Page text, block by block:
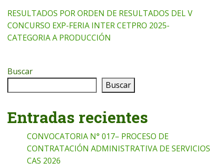
RESULTADOS POR ORDEN DE RESULTADOS DEL V
CONCURSO EXP-FERIA INTER CETPRO 2025-
CATEGORIA A PRODUCCIÓN
Buscar
Buscar
Entradas recientes
CONVOCATORIA N° 017– PROCESO DE
CONTRATACIÓN ADMINISTRATIVA DE SERVICIOS
CAS 2026